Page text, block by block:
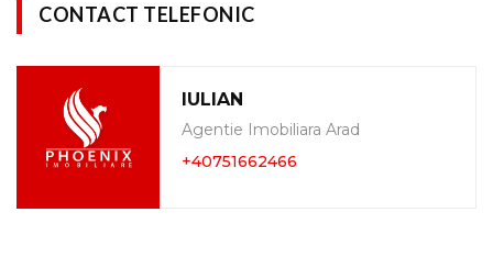
CONTACT TELEFONIC
IULIAN
Agentie Imobiliara Arad
+40751662466